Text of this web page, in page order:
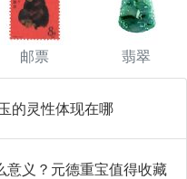
邮票 翡翠
的灵性体现在哪
意义？元德重宝值得收藏